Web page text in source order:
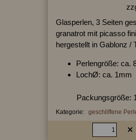
Glasperlen, 3 Seiten
granatrot mit picasso
hergestellt in Gablonz /
Perlengröße: ca.
LochØ: ca. 1mm
Packungsgröße:
Kategorie: geschliffene